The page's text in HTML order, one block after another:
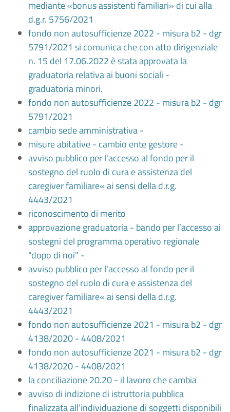
mediante «bonus assistenti familiari» di cui alla
d.g.r. 5756/2021
fondo non autosufficienze 2022 - misura b2 - dgr
5791/2021 si comunica che con atto dirigenziale
n. 15 del 17.06.2022 è stata approvata la
graduatoria relativa ai buoni sociali -
graduatoria minori.
fondo non autosufficienze 2022 - misura b2 - dgr
5791/2021
cambio sede amministrativa -
misure abitative - cambio ente gestore -
avviso pubblico per l'accesso al fondo per il
sostegno del ruolo di cura e assistenza del
caregiver familiare« ai sensi della d.r.g.
4443/2021
riconoscimento di merito
approvazione graduatoria - bando per l’accesso ai
sostegni del programma operativo regionale
“dopo di noi” -
avviso pubblico per l'accesso al fondo per il
sostegno del ruolo di cura e assistenza del
caregiver familiare« ai sensi della d.r.g.
4443/2021
fondo non autosufficienze 2021 - misura b2 - dgr
4138/2020 - 4408/2021
fondo non autosufficienze 2021 - misura b2 - dgr
4138/2020 - 4408/2021
la conciliazione 20.20 - il lavoro che cambia
avviso di indizione di istruttoria pubblica
finalizzata all’individuazione di soggetti disponibili